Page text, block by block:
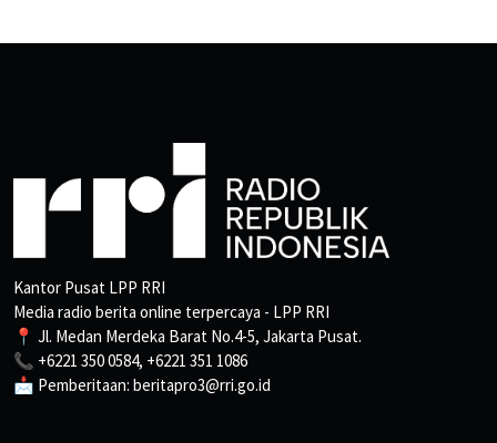
Kantor Pusat LPP RRI
Media radio berita online terpercaya - LPP RRI
📍 Jl. Medan Merdeka Barat No.4-5, Jakarta Pusat.
📞 +6221 350 0584, +6221 351 1086
📩 Pemberitaan: beritapro3@rri.go.id